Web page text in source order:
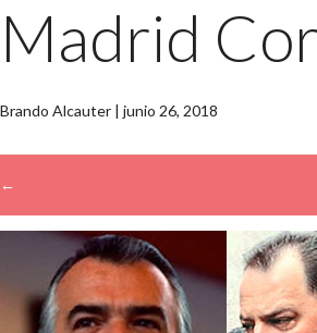
Madrid
Brando Alcauter | junio 26, 2018
←